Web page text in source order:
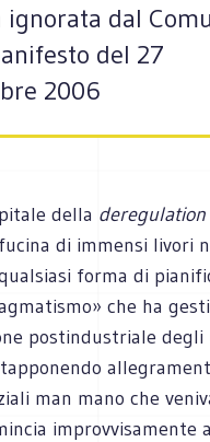
ignorata dal
del 27
2006
della deregulation
di immensi livori
forma di
che ha
postindustriale
man mano che
improvvisamente